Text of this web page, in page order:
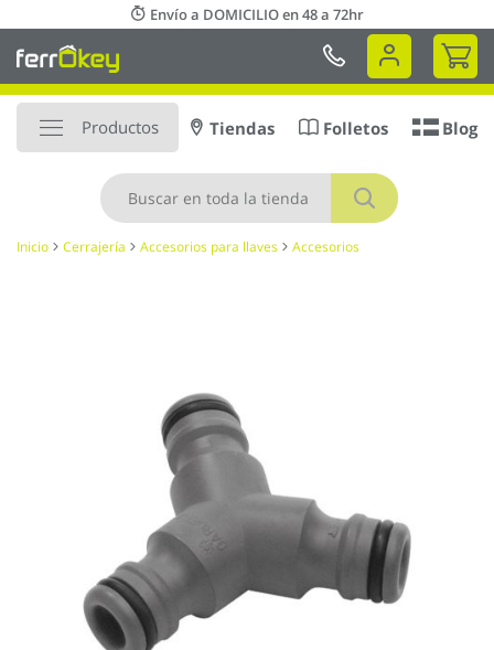
al
contenido
Envío a DOMICILIO en 48 a 72hr
Mi
Productos
Buscar
Tiendas Folletos Blog
Inicio Cerrajería Accesorios para llaves Accesorios